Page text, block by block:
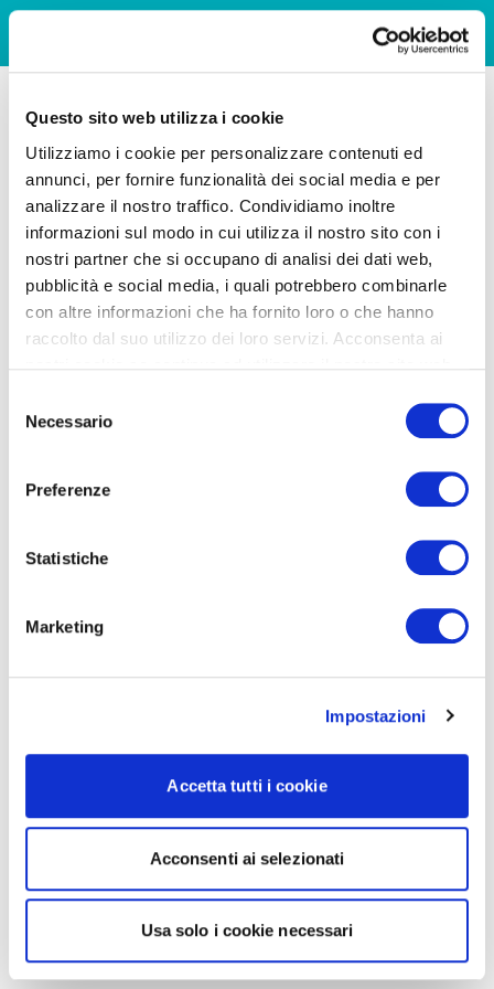
Questo sito web utilizza i cookie
Utilizziamo i cookie per personalizzare contenuti ed
annunci, per fornire funzionalità dei social media e per
analizzare il nostro traffico. Condividiamo inoltre
informazioni sul modo in cui utilizza il nostro sito con i
nostri partner che si occupano di analisi dei dati web,
pubblicità e social media, i quali potrebbero combinarle
con altre informazioni che ha fornito loro o che hanno
raccolto dal suo utilizzo dei loro servizi. Acconsenta ai
delNecessario
Preferenze
Statistiche
Marketing
Impostazioni
Accetta tutti i cookie
Acconsenti ai selezionati
Usa solo i cookie necessari